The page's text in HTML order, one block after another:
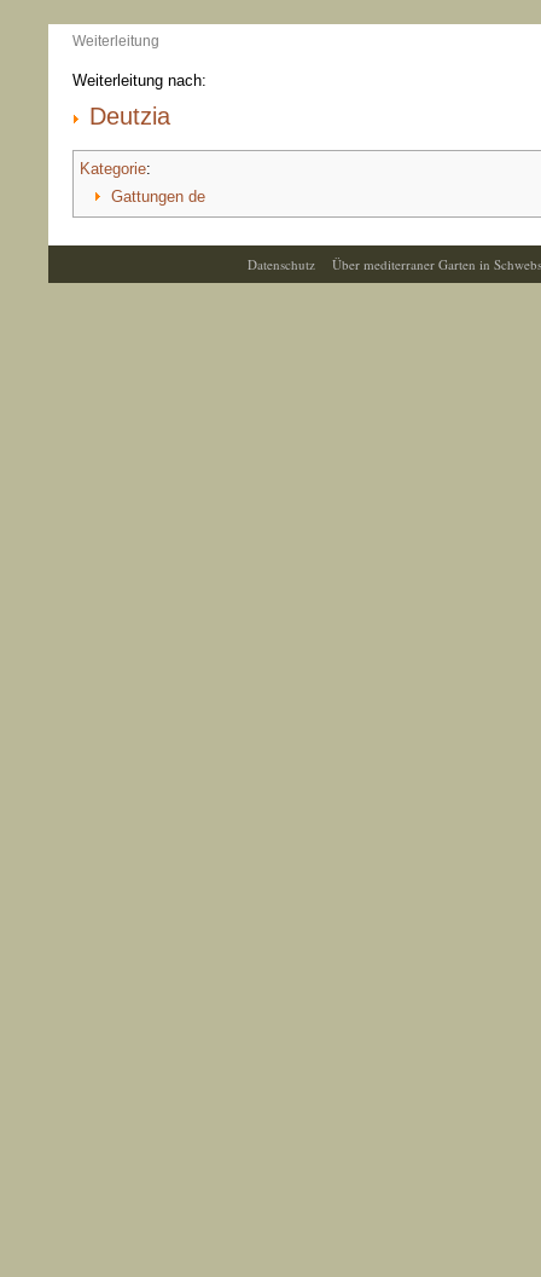
Weiterleitung
Weiterleitung nach:
Deutzia
Kategorie:
Gattungen de
Datenschutz Über mediterraner Garten in